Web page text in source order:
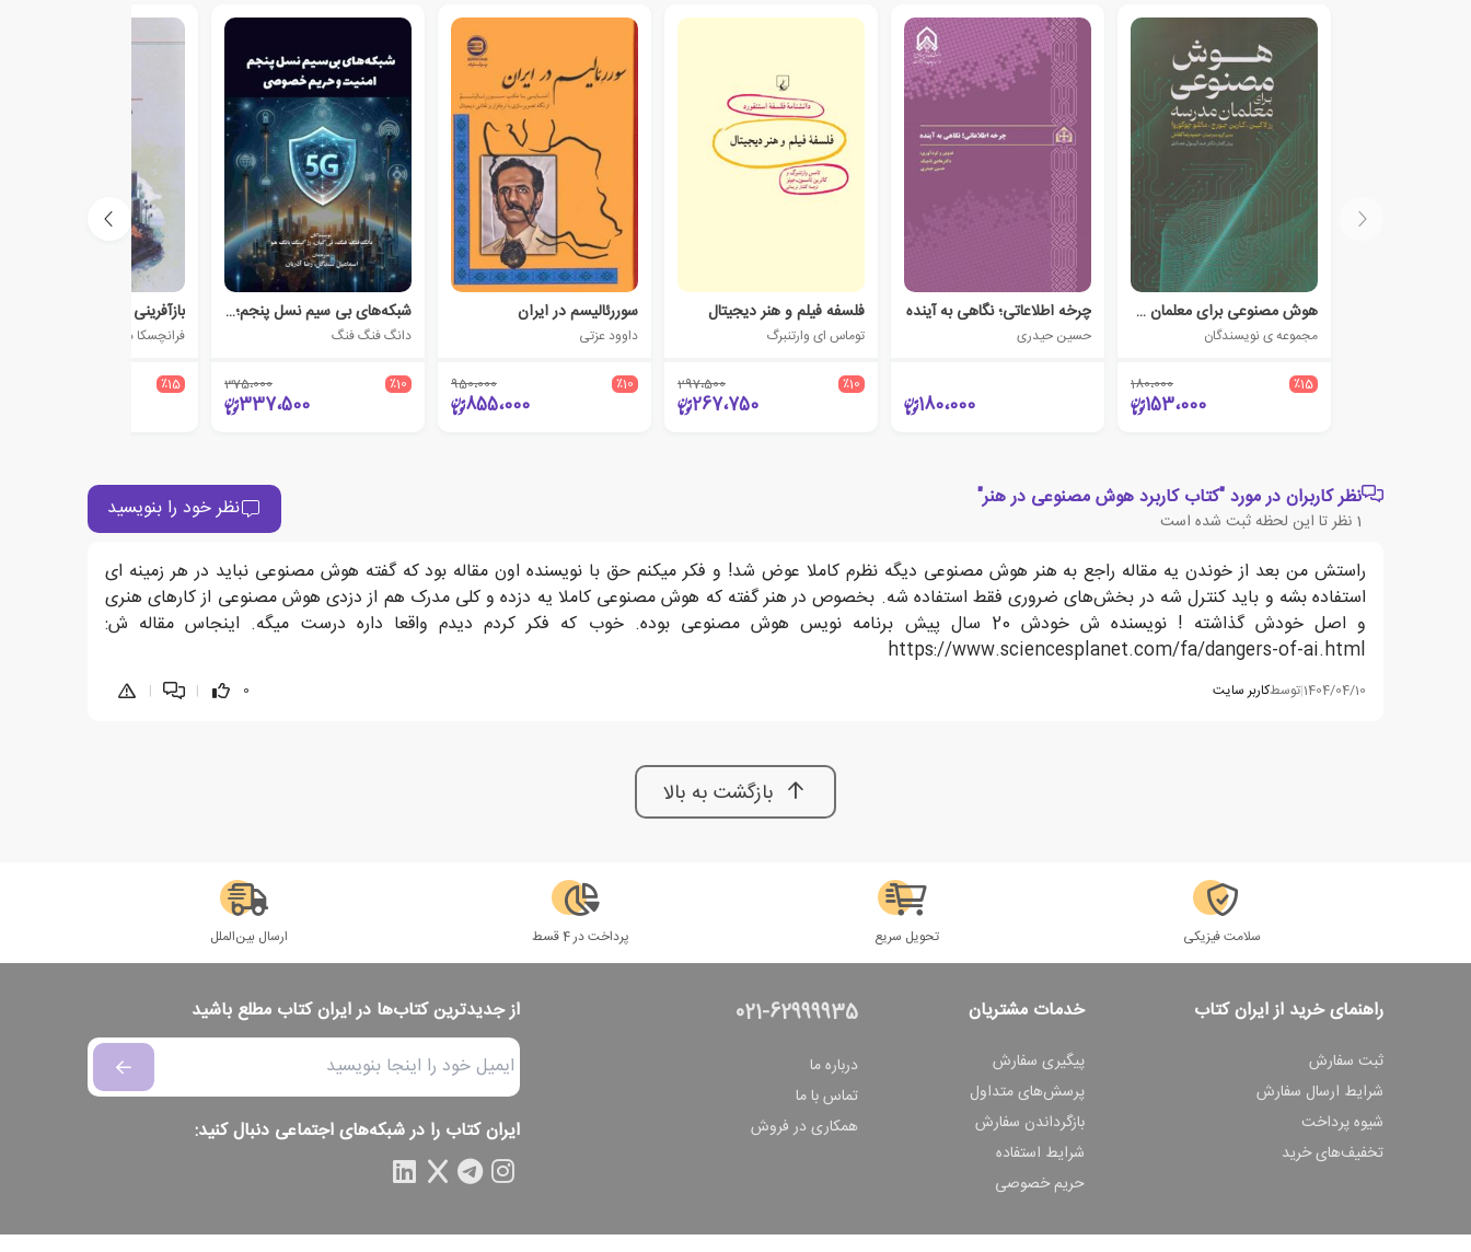
هوش مصنوعی برای معلمان مدرسه
مجموعه ی نویسندگان
٪15 180،000
153،000
چرخه اطلاعاتی؛ نگاهی به آینده
حسین حیدری
180،000
فلسفه فیلم و هنر دیجیتال
توماس ای وارتنبرگ
٪10 297،500
267،750
سوررئالیسم در ایران
داوود عزتی
٪10 950،000
855،000
شبکه‌های بی سیم نسل پنجم؛ امنیت و حریم خصوصی
دانگ فنگ فنگ
٪10 375،000
337،500
بازآفرینی شهری
فرانچسکا دی فیلیپی
٪15
نظر کاربران در مورد "کتاب کاربرد هوش مصنوعی در هنر"
1 نظر تا این لحظه ثبت شده است نظر خود را بنویسید
راستش من بعد از خوندن یه مقاله راجع به هنر هوش مصنوعی دیگه نظرم کاملا عوض شد! و فکر میکنم حق با نویسنده اون مقاله بود که گفته هوش مصنوعی نباید در هر زمینه ای
استفاده بشه و باید کنترل شه در بخش‌های ضروری فقط استفاده شه. بخصوص در هنر گفته که هوش مصنوعی کاملا یه دزده و کلی مدرک هم از دزدی هوش مصنوعی از کارهای هنری
و اصل خودش گذاشته ! نویسنده ش خودش 20 سال پیش برنامه نویس هوش مصنوعی بوده. خوب که فکر کردم دیدم واقعا داره درست میگه. اینجاس مقاله ش:
https://www.sciencesplanet.com/fa/dangers-of-ai.html
1404/04/10
|توسطکاربر سایت 0
|
|
بازگشت به بالا
سلامت فیزیکی تحویل سریع پرداخت در 4 قسط ارسال بین‌الملل
راهنمای خرید از ایران کتاب
ثبت سفارش
شرایط ارسال سفارش
شیوه پرداخت
تخفیف‌های خرید
خدمات مشتریان
پیگیری سفارش
پرسش‌های متداول
بازگرداندن سفارش
شرایط استفاده
حریم خصوصی
021-62999935
درباره ما
تماس با ما
همکاری در فروش
از جدیدترین کتاب‌ها در ایران کتاب مطلع باشید
ایران کتاب را در شبکه‌های اجتماعی دنبال کنید: